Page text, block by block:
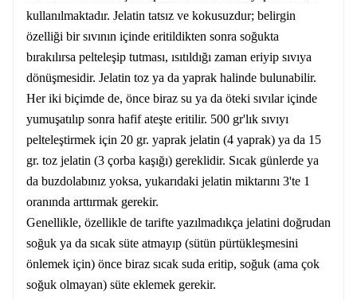
kullanılmaktadır. Jelatin tatsız ve kokusuzdur; belirgin
özelliği bir sıvının içinde eritildikten sonra soğukta
bırakılırsa pelteleşip tutması, ısıtıldığı zaman eriyip sıvıya
dönüşmesidir. Jelatin toz ya da yaprak halinde bulunabilir.
Her iki biçimde de, önce biraz su ya da öteki sıvılar içinde
yumuşatılıp sonra hafif ateşte eritilir. 500 gr'lık sıvıyı
pelteleştirmek için 20 gr. yaprak jelatin (4 yaprak) ya da 15
gr. toz jelatin (3 çorba kaşığı) gereklidir. Sıcak günlerde ya
da buzdolabınız yoksa, yukarıdaki jelatin miktarını 3'te 1
oranında arttırmak gerekir.
Genellikle, özellikle de tarifte yazılmadıkça jelatini doğrudan
soğuk ya da sıcak süte atmayıp (sütün pürtükleşmesini
önlemek için) önce biraz sıcak suda eritip, soğuk (ama çok
soğuk olmayan) süte eklemek gerekir.